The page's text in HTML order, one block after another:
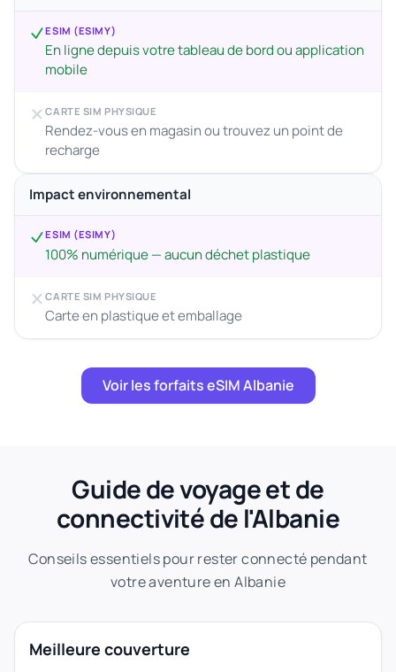
ESIM (ESIMY)
En ligne depuis votre tableau de bord ou application
mobile
CARTE SIM PHYSIQUE
Rendez-vous en magasin ou trouvez un point de
recharge
Impact environnemental
ESIM (ESIMY)
100% numérique — aucun déchet plastique
CARTE SIM PHYSIQUE
Carte en plastique et emballage
Voir les forfaits eSIM Albanie
Guide de voyage et de
connectivité de l'Albanie
Conseils essentiels pour rester connecté pendant
votre aventure en Albanie
Meilleure couverture